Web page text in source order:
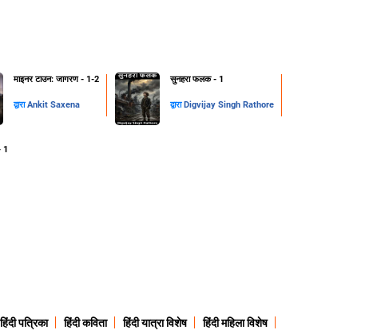
माइनर टाउन: जागरण - 1-2
द्वाराAnkit Saxena
सुनहरा फलक - 1
द्वारा Digvijay Singh Rathore
1
हिंदी पत्रिका हिंदी कविता हिंदी यात्रा विशेष
हिंदी महिला विशेष